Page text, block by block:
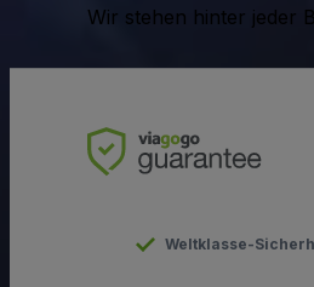
Wir stehen hinter jeder
Weltklasse-